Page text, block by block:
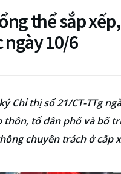
thể sắp
10/6
Chỉ thị số 21/CT-TTg
thôn, tổ dân phố và bố
chuyên trách ở cấp